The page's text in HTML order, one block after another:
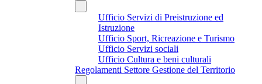
Ufficio Servizi di Preistruzione ed
Istruzione
Ufficio Sport, Ricreazione e Turismo
Ufficio Servizi sociali
Ufficio Cultura e beni culturali
Regolamenti Settore Gestione del Territorio